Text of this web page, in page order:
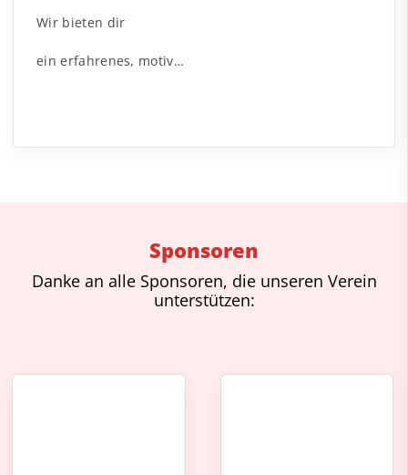
Wir bieten dir
ein erfahrenes, motiv…
Sponsoren
Danke an alle Sponsoren, die unseren Verein
unterstützen: